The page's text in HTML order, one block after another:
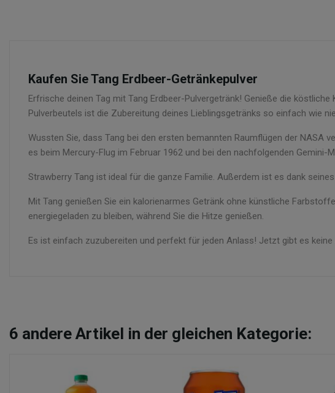
Kaufen Sie Tang Erdbeer-Getränkepulver
Erfrische deinen Tag mit Tang Erdbeer-Pulvergetränk! Genieße die
Pulverbeutels ist die Zubereitung deines Lieblingsgetränks so einfach wie
Wussten Sie, dass Tang bei den ersten bemannten Raumflügen der NASA
es beim Mercury-Flug im Februar 1962 und bei den nachfolgenden Gemini-
Strawberry Tang ist ideal für die ganze Familie. Außerdem ist es dank
Mit Tang genießen Sie ein kalorienarmes Getränk ohne künstliche
energiegeladen zu bleiben, während Sie die Hitze genießen.
Es ist einfach zuzubereiten und perfekt für jeden Anlass! Jetzt gibt es
6 andere Artikel in der gleichen Kategorie: